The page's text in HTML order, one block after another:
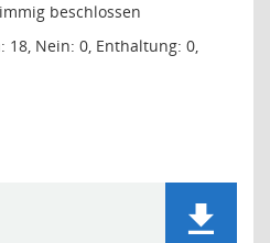
beschlossen
18, Nein: 0, Enthaltung: 0,